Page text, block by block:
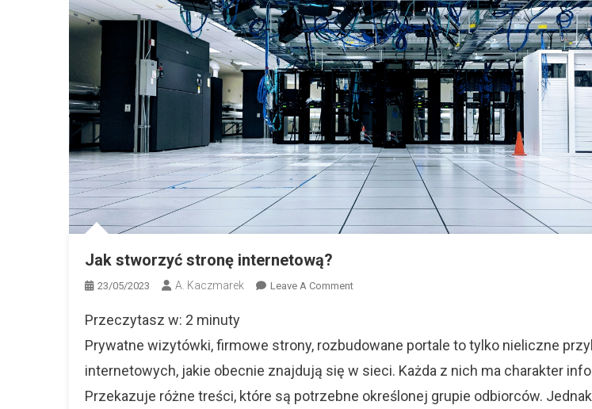
Jak stworzyć stronę internetową?
23/05/2023 A. Kaczmarek Leave A CommentOn
Stronę
Przeczytasz w: 2 minuty
Prywatne wizytówki, firmowe strony, rozbudowane portale to tylko nieliczne
internetowych, jakie obecnie znajdują się w sieci. Każda z nich ma charakter
Przekazuje różne treści, które są potrzebne określonej grupie odbiorców.